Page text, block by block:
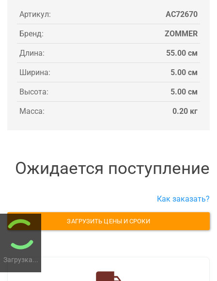
Загрузка...
Артикул: AC72670
Бренд: ZOMMER
Длина: 55.00 см
Ширина: 5.00 см
Высота: 5.00 см
Масса: 0.20 кг
Ожидается поступление
Как заказать?
ЗАГРУЗИТЬ ЦЕНЫ И СРОКИ